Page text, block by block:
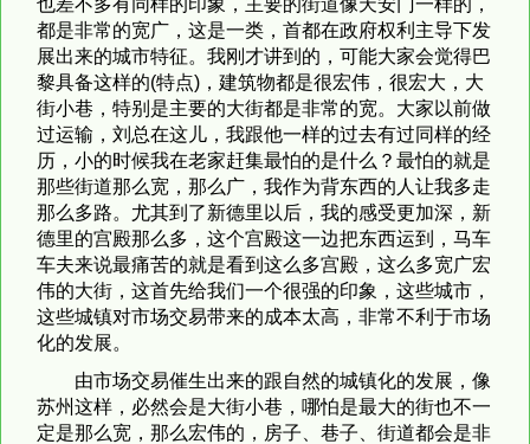
都是非常的宽广，这是一类，首都在政府权利主导下发
展出来的城市特征。我刚才讲到的，可能大家会觉得巴
黎具备这样的(特点)，建筑物都是很宏伟，很宏大，大
街小巷，特别是主要的大街都是非常的宽。大家以前做
过运输，刘总在这儿，我跟他一样的过去有过同样的经
历，小的时候我在老家赶集最怕的是什么？最怕的就是
那些街道那么宽，那么广，我作为背东西的人让我多走
那么多路。尤其到了新德里以后，我的感受更加深，新
德里的宫殿那么多，这个宫殿这一边把东西运到，马车
车夫来说最痛苦的就是看到这么多宫殿，这么多宽广宏
伟的大街，这首先给我们一个很强的印象，这些城市，
这些城镇对市场交易带来的成本太高，非常不利于市场
化的发展。
由市场交易催生出来的跟自然的城镇化的发展，像
苏州这样，必然会是大街小巷，哪怕是最大的街也不一
定是那么宽，那么宏伟的，房子、巷子、街道都会是非